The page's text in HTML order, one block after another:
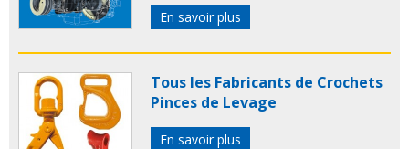
En savoir plus
Tous les Fabricants de Crochets
Pinces de Levage
En savoir plus